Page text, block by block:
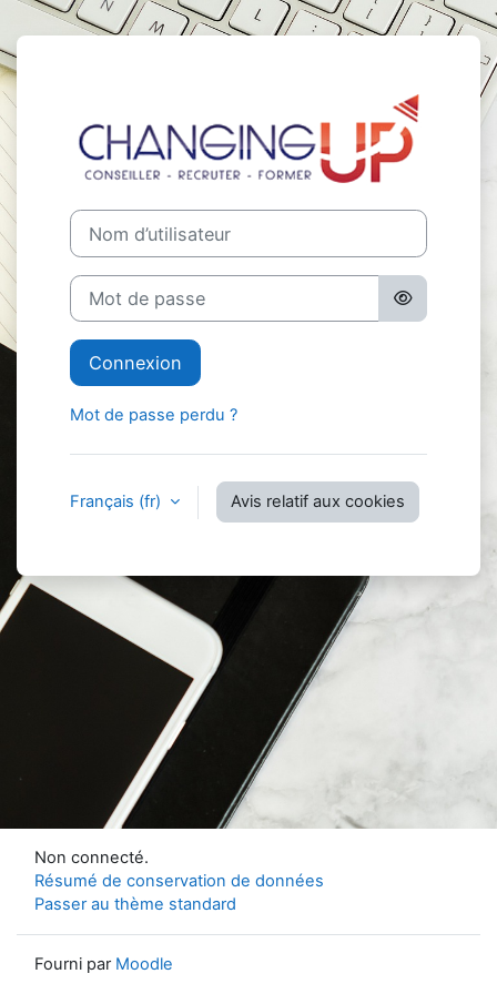
Passer au contenu principal
Connexion à
Nom d’utilisateur
Mot de passe
Connexion
Mot de passe perdu ?
Français ‎(fr)‎ Avis relatif aux cookies
Non connecté.
Résumé de conservation de données
Passer au thème standard
Fourni par Moodle